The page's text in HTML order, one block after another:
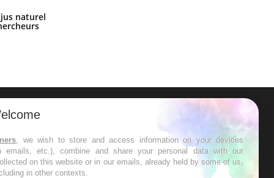
jus naturel
les semaines les meilleures
, we wish to store and access information on your devices
emails, etc.), combine and share your personal data with our
on this website or in our emails, already held by some of us,
in other contexts.